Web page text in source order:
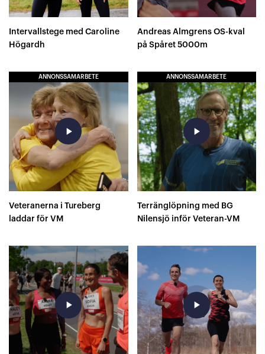
Intervallstege med Caroline
Högardh
Andreas Almgrens OS-kval
på Spåret 5000m
ANNONSSAMARBETE
play_arrow
Veteranerna i Tureberg
laddar för VM
ANNONSSAMARBETE
play_arrow
Terränglöpning med BG
Nilensjö inför Veteran-VM
play_arrow play_arrow